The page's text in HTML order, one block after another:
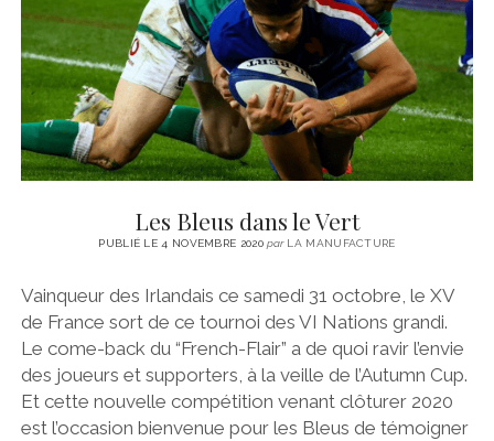
Les Bleus dans le Vert
PUBLIÉ LE 4 NOVEMBRE 2020parLA MANUFACTURE
Vainqueur des Irlandais ce samedi 31 octobre, le XV
de France sort de ce tournoi des VI Nations grandi.
Le come-back du “French-Flair” a de quoi ravir l’envie
des joueurs et supporters, à la veille de l’Autumn Cup.
Et cette nouvelle compétition venant clôturer 2020
est l’occasion bienvenue pour les Bleus de témoigner